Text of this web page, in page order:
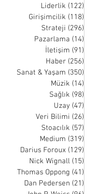
Liderlik (122)
Girişimcilik (118)
Strateji (296)
Pazarlama (14)
İletişim (91)
Haber (256)
Sanat & Yaşam (350)
Müzik (14)
Sağlık (98)
Uzay (47)
Veri Bilimi (26)
Stoacılık (57)
Medium (319)
Darius Foroux (129)
Nick Wignall (15)
Thomas Oppong (41)
Dan Pedersen (21)